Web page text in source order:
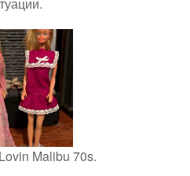
Malibu 70s.